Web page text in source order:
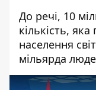
До речі, 10
кількість,
населення
мільярда